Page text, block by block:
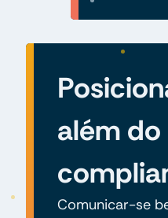
além do
Comunicar-se